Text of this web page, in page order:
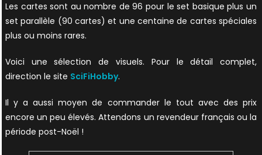
Les cartes sont au nombre de 96 pour le set basique plus un
set parallèle (90 cartes) et une centaine de cartes spéciales
plus ou moins rares.
Voici une sélection de visuels. Pour le détail complet,
direction le site SciFiHobby.
Il y a aussi moyen de commander le tout avec des prix
encore un peu élevés. Attendons un revendeur français ou la
période post-Noël !